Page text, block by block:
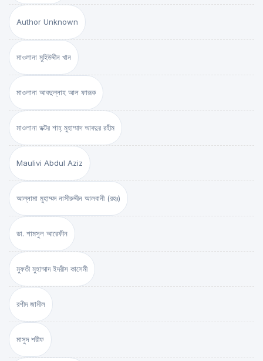
Author Unknown
মাওলানা মুহিউদ্দীন খান
মাওলানা আবদুল্লাহ আল ফারূক
মাওলানা ডক্টর শাহ্‌ মুহাম্মাদ আবদুর রহীম
Maulivi Abdul Aziz
আল্লামা মুহাম্মদ নাসীরুদ্দীন আলবানী (রহঃ)
ডা. শামসুল আরেফীন
মুফতী মুহাম্মাদ ইদরীস কাসেমী
রশীদ জামীল
মাসুদ শরীফ